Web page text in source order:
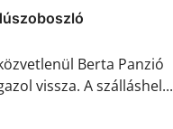
Berta Panzió
vissza. A szálláshel...